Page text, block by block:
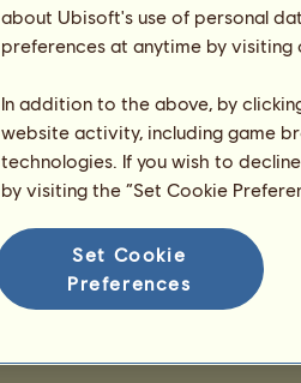
about Ubisoft's use of personal
preferences at anytime by
In addition to the above, by
website activity, including game
technologies. If you wish to
by visiting the “Set Cookie
Set Cookie
Preferences